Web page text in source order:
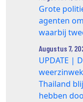
Grote
agenten
waarbij
Augustus 7,
UPDATE |
Thailand
hebben